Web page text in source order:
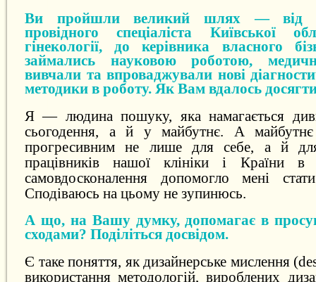
Ви пройшли великий шлях — від
провідного спеціаліста Київської
гінекології, до керівника власного
займались науковою роботою,
вивчали та впроваджували нові
методики в роботу. Як Вам вдалось досягти
Я — людина пошуку, яка намагається
сьогодення, а й у майбутнє. А
прогресивним не лише для себе, а й для
працівників нашої клініки і Країни в
самовдосконалення допомогло мені
Сподіваюсь на цьому не зупинюсь.
А що, на Вашу думку, допомагає в
сходами? Поділіться досвідом.
Є таке поняття, як дизайнерське мислення
використання методологій, вироблених